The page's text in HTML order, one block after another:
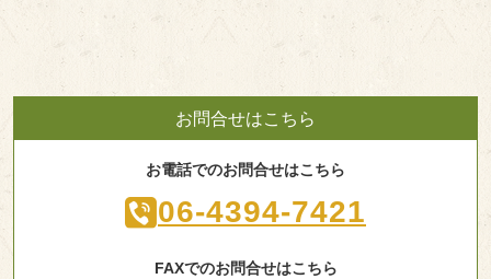
お問合せはこちら
お電話でのお問合せはこちら
06-4394-7421
FAXでのお問合せはこちら